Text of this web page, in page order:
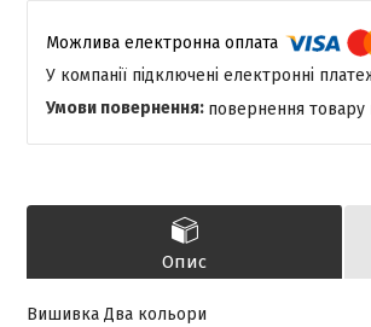
У компанії підключені електронні
повернення товару
Опис
Вишивка Два кольори